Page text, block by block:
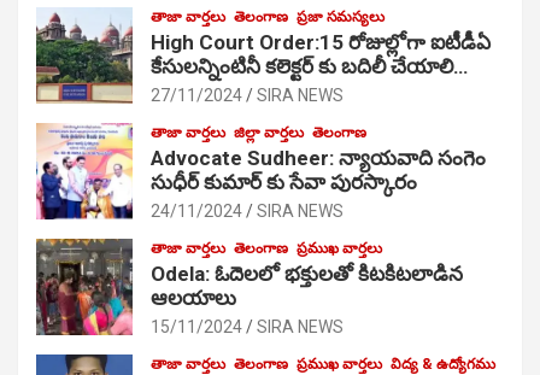
తాజా వార్తలు తెలంగాణ ప్రజా సమస్యలు
High Court Order:15 రోజుల్లోగా ఐటీడీఏ
కేసులన్నింటినీ కలెక్టర్ కు బదిలీ చేయాలి…
27/11/2024 SIRA NEWS
తాజా వార్తలు జిల్లా వార్తలు తెలంగాణ
Advocate Sudheer: న్యాయవాది సంగెం
సుధీర్ కుమార్ కు సేవా పురస్కారం
24/11/2024 SIRA NEWS
తాజా వార్తలు తెలంగాణ ప్రముఖ వార్తలు
Odela: ఓదెల‌లో భక్తులతో కిటకిటలాడిన
ఆల‌యాలు
15/11/2024 SIRA NEWS
తాజా వార్తలు తెలంగాణ ప్రముఖ వార్తలు విద్య & ఉద్యోగము